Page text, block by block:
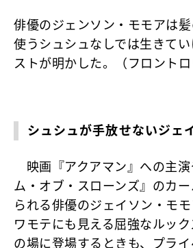
俳優のジェンソン・モモアは
使うシュシュなしでは生きて
ストが明かした。（フロントロ
シュシュが手放せないジェ
映画『アクアマン』への主
ム・オブ・スローンズ』のカ
られる俳優のジェイソン・モ
ワモテにも見える屈強なルッ
の場に登場するときも、プラ